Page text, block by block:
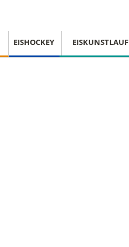
EISHOCKEY EISKUNSTLAUF